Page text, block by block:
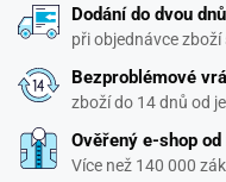
Dodání do dvou dnů
při objednávce
Bezproblémové
zboží do 14 dnů od
Ověřený e-shop
Více než 140 000